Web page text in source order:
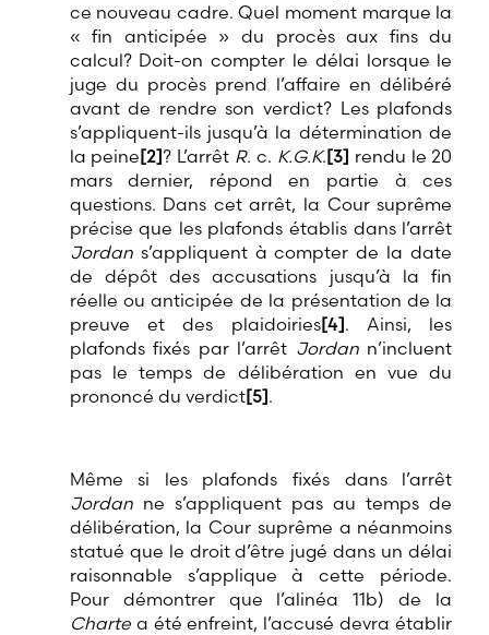
ce nouveau cadre. Quel moment marque la
« fin anticipée » du procès aux fins du
calcul? Doit-on compter le délai lorsque le
juge du procès prend l’affaire en délibéré
avant de rendre son verdict? Les plafonds
s’appliquent-ils jusqu’à la détermination de
la peine[2]? L’arrêt R.c. K.G.K.[3] rendu le 20
mars dernier, répond en partie à ces
questions. Dans cet arrêt, la Cour suprême
précise que les plafonds établis dans l’arrêt
Jordan s’appliquent à compter de la date
de dépôt des accusations jusqu’à la fin
réelle ou anticipée de la présentation de la
preuve et des plaidoiries[4]. Ainsi, les
plafonds fixés par l’arrêt Jordann’incluent
pas le temps de délibération en vue du
prononcé du verdict[5].
Même si les plafonds fixés dans l’arrêt
Jordan ne s’appliquent pas au temps de
délibération, la Cour suprême a néanmoins
statué que le droit d’être jugé dans un délai
raisonnable s’applique à cette période.
Pour démontrer que l’alinéa 11b) de la
Charte a été enfreint, l’accusé devra établir